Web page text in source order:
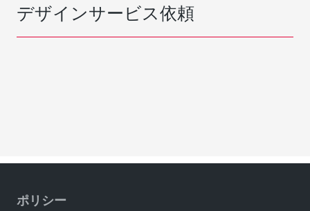
デザインサービス依頼
ポリシー